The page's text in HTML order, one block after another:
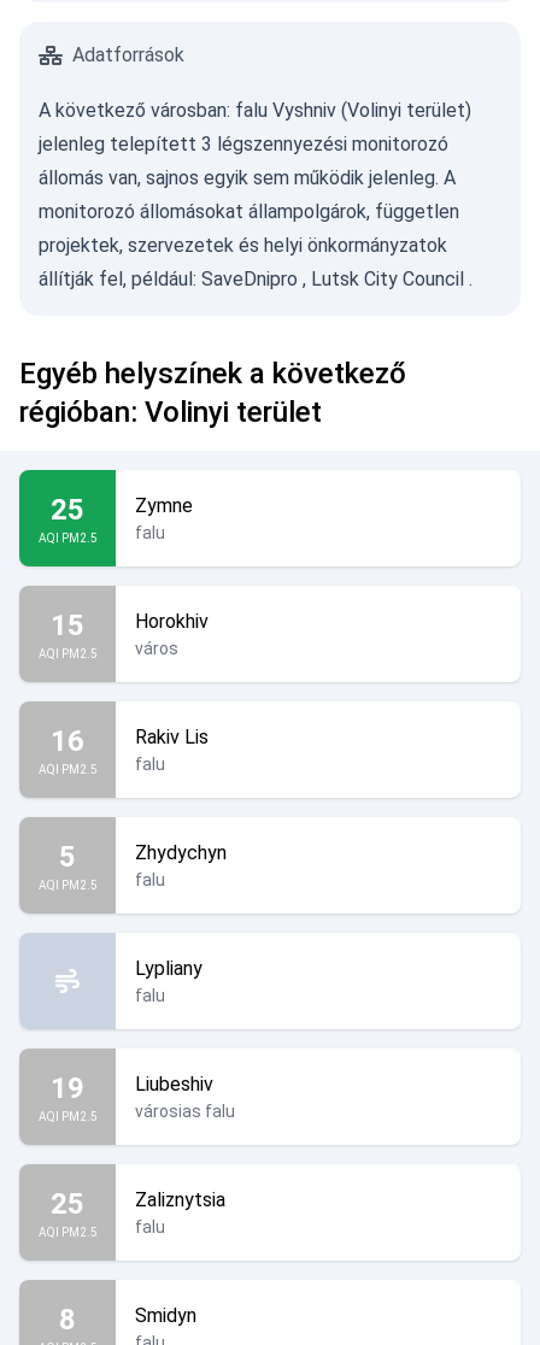
Adatforrások
A következő városban: falu Vyshniv (Volinyi terület)
jelenleg telepített 3 légszennyezési monitorozó
állomás van, sajnos egyik sem működik jelenleg. A
monitorozó állomásokat állampolgárok, független
projektek, szervezetek és helyi önkormányzatok
állítják fel, például: SaveDnipro , Lutsk City Council .
Egyéb helyszínek a következő
régióban: Volinyi terület
25
AQI PM2.5
Zymne
falu
15
AQI PM2.5
Horokhiv
város
16
AQI PM2.5
Rakiv Lis
falu
5
AQI PM2.5
Zhydychyn
falu
Lypliany
falu
19
AQI PM2.5
Liubeshiv
városias falu
25
AQI PM2.5
Zaliznytsia
falu
8 Smidyn